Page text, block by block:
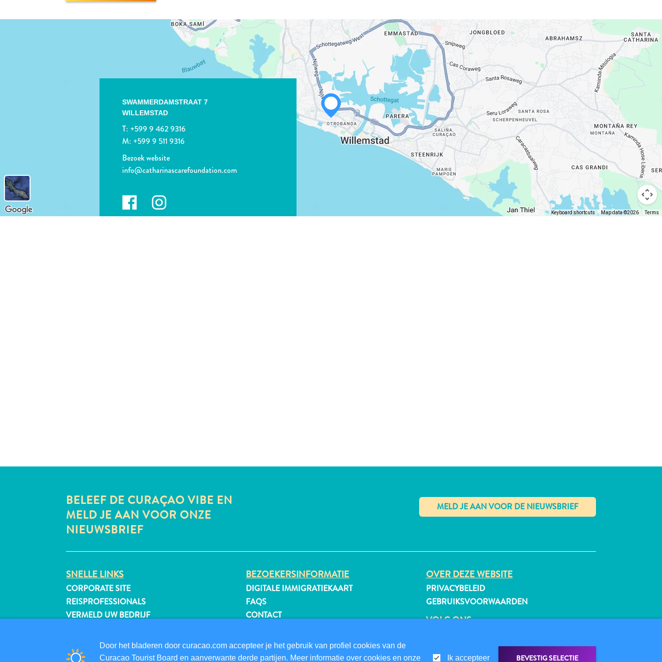
SWAMMERDAMSTRAAT 7
WILLEMSTAD
T: +599 9 462 9316
M: +599 9 511 9316
Bezoek website
info@catharinascarefoundation.com
Keyboard shortcuts Map data ©2026 Terms
BELEEF DE CURAÇAO VIBE EN
MELD JE AAN VOOR ONZE
NIEUWSBRIEF
✕
SNELLE LINKS
CORPORATE SITE
REISPROFESSIONALS
VERMELD UW BEDRIJF
BEZOEKERSINFORMATIE
DIGITALE IMMIGRATIEKAART
FAQS
CONTACT
ONLINE BROCHURE
OVER DEZE WEBSITE
PRIVACYBELEID
GEBRUIKSVOORWAARDEN
VOLG ONS
Door het bladeren door curacao.com accepteer je het gebruik van profiel cookies van de
Curacao Tourist Board en aanverwante derde partijen. Meer informatie over cookies en onze
Ik accepteer BEVESTIG SELECTIE